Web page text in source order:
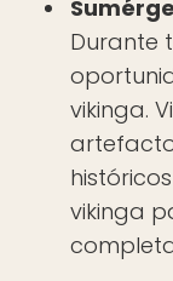
Durante
vikinga.
vikinga